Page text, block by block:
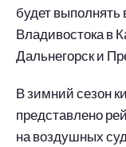
будет выполнять
Владивостока в
Дальнегорск и
В зимний сезон
представлено
на воздушных